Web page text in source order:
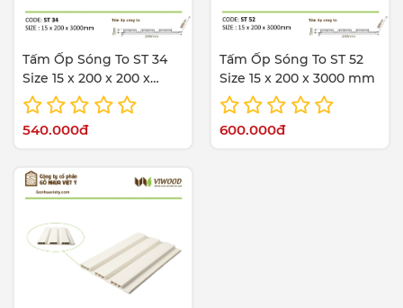
Tấm Ốp Sóng To ST 34
Size 15 x 200 x 200 x
3000mm
540.000đ
Tấm Ốp Sóng To ST 52
Size 15 x 200 x 3000 mm
600.000đ